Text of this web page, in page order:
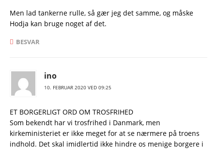
Men lad tankerne rulle, så gær jeg det samme, og måske
Hodja kan bruge noget af det.
BESVAR
ino
10. FEBRUAR 2020 VED 09:25
ET BORGERLIGT ORD OM TROSFRIHED
Som bekendt har vi trosfrihed i Danmark, men
kirkeministeriet er ikke meget for at se nærmere på troens
indhold. Det skal imidlertid ikke hindre os menige borgere i